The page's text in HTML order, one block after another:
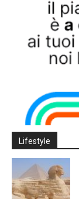
Lifestyle